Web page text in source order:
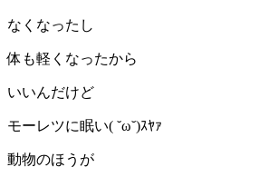
なくなったし
体も軽くなったから
いいんだけど
モーレツに眠い( ˘ω˘)ｽﾔｧ
動物のほうが